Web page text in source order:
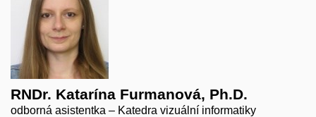
RNDr. Katarína Furmanová, Ph.D.
odborná asistentka – Katedra vizuální informatiky